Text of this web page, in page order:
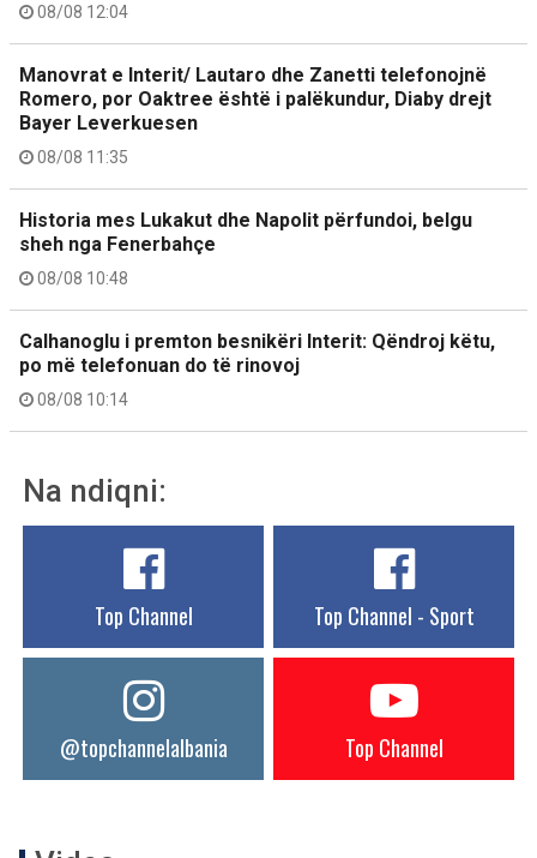
08/08 12:04
Manovrat e Interit/ Lautaro dhe Zanetti telefonojnë
Romero, por Oaktree është i palëkundur, Diaby drejt
Bayer Leverkuesen
08/08 11:35
Historia mes Lukakut dhe Napolit përfundoi, belgu
sheh nga Fenerbahçe
08/08 10:48
Calhanoglu i premton besnikëri Interit: Qëndroj këtu,
po më telefonuan do të rinovoj
08/08 10:14
Na ndiqni:
Top Channel Top Channel - Sport
@topchannelalbania Top Channel